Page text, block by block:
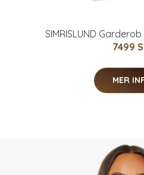
SIMRISLUND
7499
MER